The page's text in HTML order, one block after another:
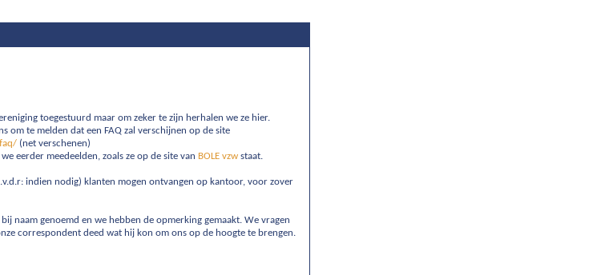
toegestuurd maar om zeker te zijn herhalen we ze hier.
om te melden dat een FAQ zal verschijnen op de site
(net verschenen)
eerder meedeelden, zoals ze op de site van BOLE vzw staat.
indien nodig) klanten mogen ontvangen op kantoor, voor zover
naam genoemd en we hebben de opmerking gemaakt. We vragen
correspondent deed wat hij kon om ons op de hoogte te brengen.